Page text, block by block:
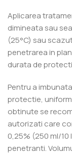
Aplicarea
dimineata sau
(25°C) sau
penetrarea in
durata de
Pentru a
protectie,
obtinute se
autorizati care
0,25% (250 ml/
penetranti.